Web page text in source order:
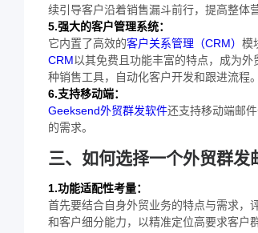
续引导客户沿着销售漏斗前行，提高整体
5.强大的客户管理系统：
它内置了高效的客户关系管理（CRM） 模
CRM以其免费且功能丰富的特点，成为
种销售工具，自动化客户开发和跟进流程。
6.支持移动端：
Geeksend外贸群发软件还支持移动端邮
的需求。
三、如何选择一个外贸群发
1.功能适配性考量：
首先要结合自身外贸业务的特点与需求，
和客户细分能力，以精准定位高要求客户